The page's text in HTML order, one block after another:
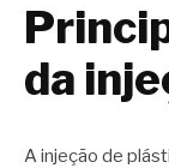
da
A injeção de